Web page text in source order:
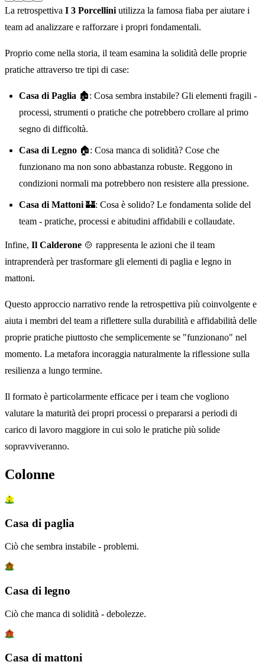
La retrospettiva I 3 Porcellini utilizza la famosa fiaba per aiutare i
team ad analizzare e rafforzare i propri fondamentali.
Proprio come nella storia, il team esamina la solidità delle proprie
pratiche attraverso tre tipi di case:
Casa di Paglia 🏚️: Cosa sembra instabile? Gli elementi fragili -
processi, strumenti o pratiche che potrebbero crollare al primo
segno di difficoltà.
Casa di Legno 🏠: Cosa manca di solidità? Cose che
funzionano ma non sono abbastanza robuste. Reggono in
condizioni normali ma potrebbero non resistere alla pressione.
Casa di Mattoni 🏰: Cosa è solido? Le fondamenta solide del
team - pratiche, processi e abitudini affidabili e collaudate.
Infine, Il Calderone 🍲 rappresenta le azioni che il team
intraprenderà per trasformare gli elementi di paglia e legno in
mattoni.
Questo approccio narrativo rende la retrospettiva più coinvolgente e
aiuta i membri del team a riflettere sulla durabilità e affidabilità delle
proprie pratiche piuttosto che semplicemente se "funzionano" nel
momento. La metafora incoraggia naturalmente la riflessione sulla
resilienza a lungo termine.
Il formato è particolarmente efficace per i team che vogliono
valutare la maturità dei propri processi o prepararsi a periodi di
carico di lavoro maggiore in cui solo le pratiche più solide
sopravviveranno.
Colonne
Casa di paglia
Ciò che sembra instabile - problemi.
Casa di legno
Ciò che manca di solidità - debolezze.
Casa di mattoni